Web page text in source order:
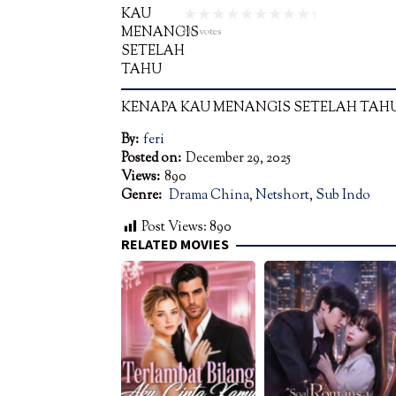
No votes
KENAPA KAU MENANGIS SETELAH
By: feri
Posted on: December 29, 2025
Views: 890
Genre: Drama China,Netshort, Sub Indo
Post Views:890
RELATED MOVIES